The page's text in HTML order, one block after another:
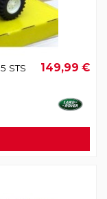
STS
149,99 €